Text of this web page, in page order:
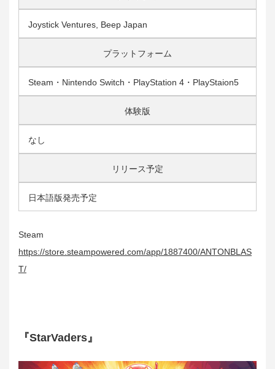
Joystick Ventures, Beep Japan
プラットフォーム
Steam・Nintendo Switch・PlayStation 4・PlayStaion5
体験版
なし
リリース予定
日本語版発売予定
Steam
https://store.steampowered.com/app/1887400/ANTONBLAS
T/
『StarVaders』